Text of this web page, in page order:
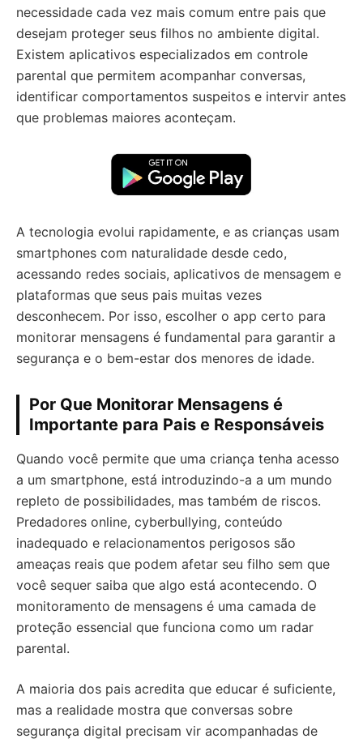
necessidade cada vez mais comum entre pais que
desejam proteger seus filhos no ambiente digital.
Existem aplicativos especializados em controle
parental que permitem acompanhar conversas,
identificar comportamentos suspeitos e intervir antes
que problemas maiores aconteçam.
A tecnologia evolui rapidamente, e as crianças usam
smartphones com naturalidade desde cedo,
acessando redes sociais, aplicativos de mensagem e
plataformas que seus pais muitas vezes
desconhecem. Por isso, escolher o app certo para
monitorar mensagens é fundamental para garantir a
segurança e o bem-estar dos menores de idade.
Por Que Monitorar Mensagens é
Importante para Pais e Responsáveis
Quando você permite que uma criança tenha acesso
a um smartphone, está introduzindo-a a um mundo
repleto de possibilidades, mas também de riscos.
Predadores online, cyberbullying, conteúdo
inadequado e relacionamentos perigosos são
ameaças reais que podem afetar seu filho sem que
você sequer saiba que algo está acontecendo. O
monitoramento de mensagens é uma camada de
proteção essencial que funciona como um radar
parental.
A maioria dos pais acredita que educar é suficiente,
mas a realidade mostra que conversas sobre
segurança digital precisam vir acompanhadas de